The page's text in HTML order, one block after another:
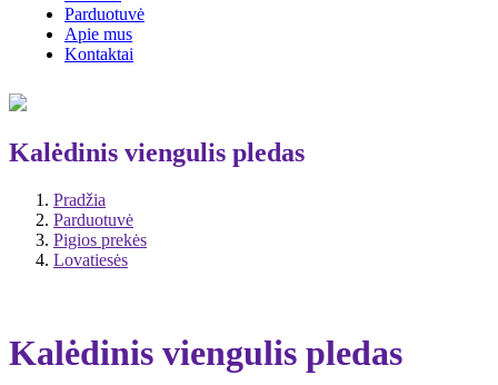
Parduotuvė
Apie mus
Kontaktai
Kalėdinis viengulis pledas
Pradžia
Parduotuvė
Pigios prekės
Lovatiesės
Kalėdinis viengulis pledas